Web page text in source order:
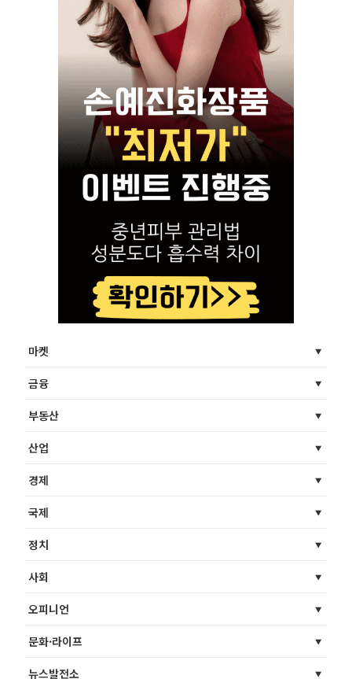
마켓
금융
부동산
산업
경제
국제
정치
사회
오피니언
문화·라이프
뉴스발전소